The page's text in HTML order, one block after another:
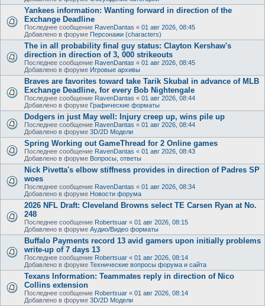
Yankees information: Wanting forward in direction of the
Exchange Deadline
Последнее сообщение RavenDantas « 01 авг 2026, 08:45
Добавлено в форуме Персонажи (characters)
The in all probability final guy status: Clayton Kershaw's
direction in direction of 3, 000 strikeouts
Последнее сообщение RavenDantas « 01 авг 2026, 08:45
Добавлено в форуме Игровые архивы
Braves are favorites toward take Tarik Skubal in advance of MLB
Exchange Deadline, for every Bob Nightengale
Последнее сообщение RavenDantas « 01 авг 2026, 08:44
Добавлено в форуме Графические форматы
Dodgers in just May well: Injury creep up, wins pile up
Последнее сообщение RavenDantas « 01 авг 2026, 08:44
Добавлено в форуме 3D/2D Модели
Spring Working out GameThread for 2 Online games
Последнее сообщение RavenDantas « 01 авг 2026, 08:43
Добавлено в форуме Вопросы, ответы
Nick Pivetta's elbow stiffness provides in direction of Padres SP
woes
Последнее сообщение RavenDantas « 01 авг 2026, 08:34
Добавлено в форуме Новости форума
2026 NFL Draft: Cleveland Browns select TE Carsen Ryan at No.
248
Последнее сообщение Robertsuar « 01 авг 2026, 08:15
Добавлено в форуме Аудио/Видео форматы
Buffalo Payments record 13 avid gamers upon initially problems
write-up of 7 days 13
Последнее сообщение Robertsuar « 01 авг 2026, 08:14
Добавлено в форуме Технические вопросы форума и сайта
Texans Information: Teammates reply in direction of Nico
Collins extension
Последнее сообщение Robertsuar « 01 авг 2026, 08:14
Добавлено в форуме 3D/2D Модели